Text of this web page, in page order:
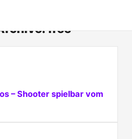
free
– Shooter spielbar vom